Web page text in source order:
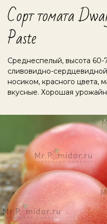
Сорт томата
Paste
Среднеспелый, высота
сливовидно-
носиком, красного цвета,
вкусные. Хорошая